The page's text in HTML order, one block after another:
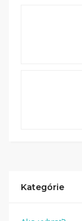
Kategórie